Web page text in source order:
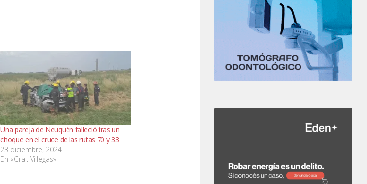
Una pareja de Neuquén falleció tras un
choque en el cruce de las rutas 70 y 33
23 diciembre, 2024
En «Gral. Villegas»